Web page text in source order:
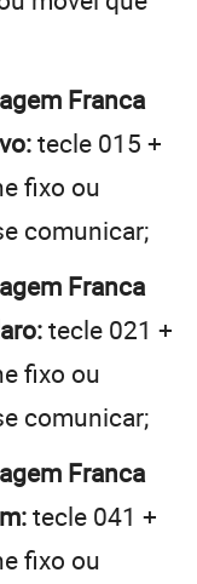
Franca
tecle 015 +
fixo ou
comunicar;
Franca
tecle 021 +
fixo ou
comunicar;
Franca
tecle 041 +
fixo ou